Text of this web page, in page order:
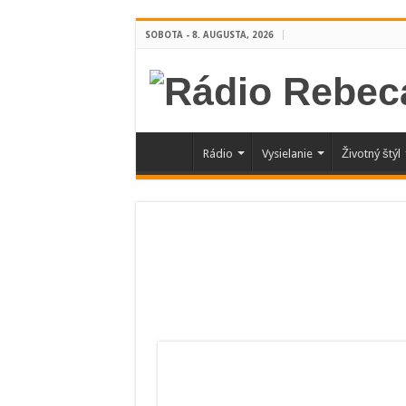
SOBOTA - 8. AUGUSTA, 2026
Rádio Vysielanie Životný štýl